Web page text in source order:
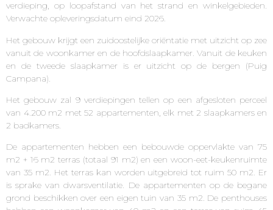
verdieping, op loopafstand van het strand en winkelgebieden.
Verwachte opleveringsdatum eind 2026.
Het gebouw krijgt een zuidoostelijke oriëntatie met uitzicht op zee
vanuit de woonkamer en de hoofdslaapkamer. Vanuit de keuken
en de tweede slaapkamer is er uitzicht op de bergen (Puig
Campana).
Het gebouw zal 9 verdiepingen tellen op een afgesloten perceel
van 4.200 m2 met 52 appartementen, elk met 2 slaapkamers en
2 badkamers.
De appartementen hebben een bebouwde oppervlakte van 75
m2 + 16 m2 terras (totaal 91 m2) en een woon-eet-keukenruimte
van 35 m2. Het terras kan worden uitgebreid tot ruim 50 m2. Er
is sprake van dwarsventilatie. De appartementen op de begane
grond beschikken over een eigen tuin van 35 m2. De penthouses